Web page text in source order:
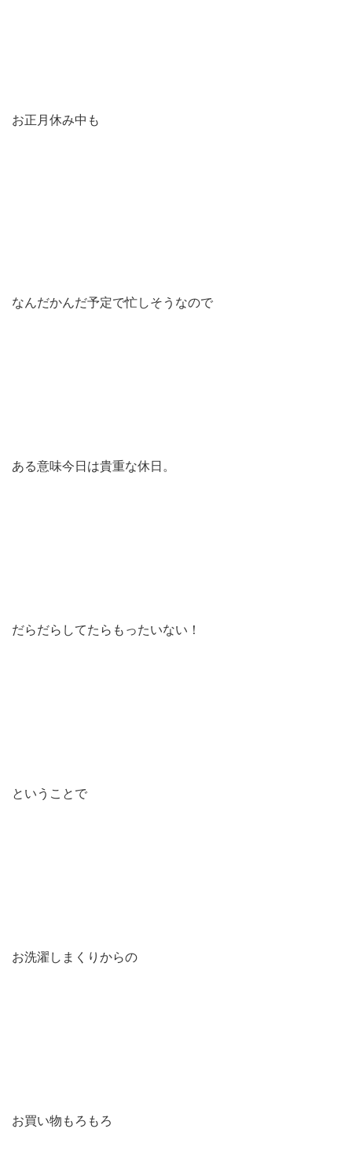
お正月休み中も
なんだかんだ予定で忙しそうなので
ある意味今日は貴重な休日。
だらだらしてたらもったいない！
ということで
お洗濯しまくりからの
お買い物もろもろ